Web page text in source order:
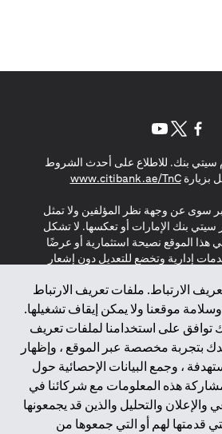
الارتباط. ملفات تعريف الارتباط
موقعنا ولا يمكن إيقاف تشغيلها.
توافق على استخدامنا لملفات تعريف
بتجربة مخصصة عبر الموقع ، وإظهار
، وجمع البيانات الإحصائية حول
هذه المعلومات مع شركائنا في
والإعلان والتحليل والذين قد يجمعونها
قدمتها لهم أو التي جمعوها من
بنك. للاطلاع على أحدث الشروط
بزيارةwww.citibank.ae/TnC
(opens in a new tab)
تعبر سوى عن وجهة نظر المؤلفين ولا تمثل
بنك الإمارات أو تعكسها. لا تشكل
هذا الموقع نصيحة استثمارية أو عرضًا
إدارية وتخضع للتعديل دون إشعار
المذكورة في هذا الموقع للأفراد
أو المنطقة الاقتصادية الأوروبية أو
جيرسي أو موناكو أو سان مارينو أو
أو المملكة المتحدة أو خصوصية البيانات
العامة \ قانون حماية البيانات الشخصية
نيوزيلندا). المحتوى الموجود في هذه
تفسيره على أنه عرض أو دعوة أو دعوة
والخدمات المذكورة هنا لمثل هؤلاء